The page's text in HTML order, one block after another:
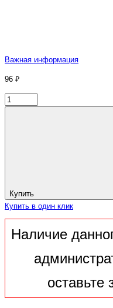
Важная информация
96 ₽
Купить
Купить в один клик
Наличие
оставьте